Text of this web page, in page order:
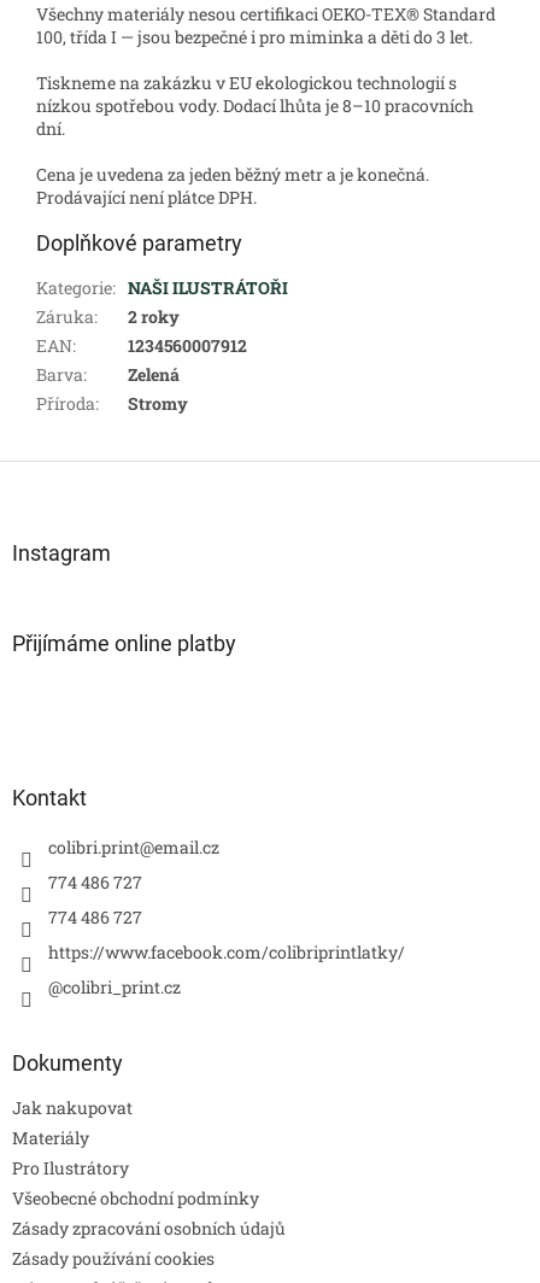
Všechny materiály nesou certifikaci OEKO-TEX® Standard
100, třída I — jsou bezpečné i pro miminka a děti do 3 let.
Tiskneme na zakázku v EU ekologickou technologií s
nízkou spotřebou vody. Dodací lhůta je 8–10 pracovních
dní.
Cena je uvedena za jeden běžný metr a je konečná.
Prodávající není plátce DPH.
Doplňkové parametry
Kategorie: NAŠI ILUSTRÁTOŘI
Záruka:
2 roky
EAN:
1234560007912
Barva:
Zelená
Příroda: Stromy
Instagram
Přijímáme online platby
Kontakt
colibri.print@email.cz
774 486 727
774 486 727
https://www.facebook.com/colibriprintlatky/
@colibri_print.cz
Dokumenty
Jak nakupovat
Materiály
Pro Ilustrátory
Všeobecné obchodní podmínky
Zásady zpracování osobních údajů
Zásady používání cookies